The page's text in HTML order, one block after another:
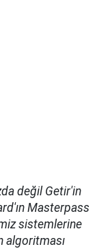
değil Getir'in
Masterpass
sistemlerine
algoritması